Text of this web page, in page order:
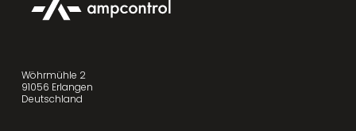
Wöhrmühle 2
91056 Erlangen
Deutschland